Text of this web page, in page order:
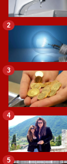
2
3
4
5